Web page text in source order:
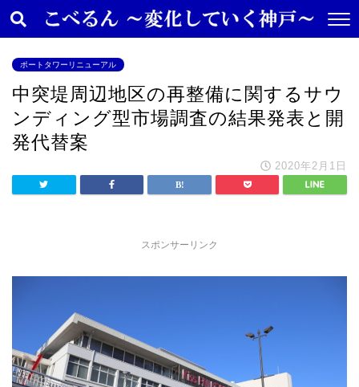
ポートタワーリニューアル
中突堤周辺地区の再整備に関するサウ
ンディング型市場調査の結果発表と開
発代替案
2020年2月1日
スポンサーリンク